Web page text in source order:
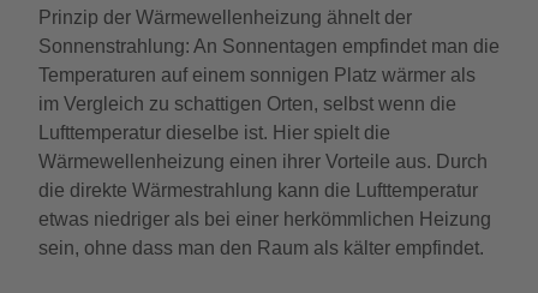
Prinzip der Wärmewellenheizung ähnelt der
Sonnenstrahlung: An Sonnentagen empfindet man die
Temperaturen auf einem sonnigen Platz wärmer als
im Vergleich zu schattigen Orten, selbst wenn die
Lufttemperatur dieselbe ist. Hier spielt die
Wärmewellenheizung einen ihrer Vorteile aus. Durch
die direkte Wärmestrahlung kann die Lufttemperatur
etwas niedriger als bei einer herkömmlichen Heizung
sein, ohne dass man den Raum als kälter empfindet.